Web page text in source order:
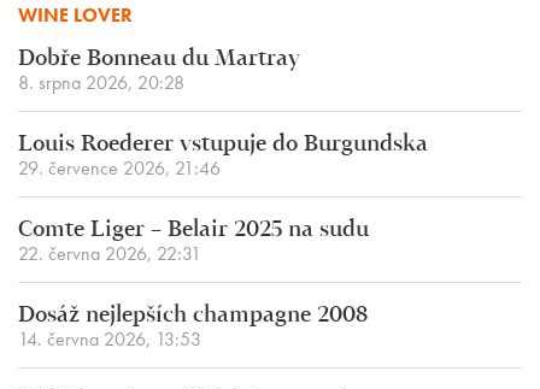
WINE LOVER
Dobře Bonneau du Martray
8. srpna 2026, 20:28
Louis Roederer vstupuje do Burgundska
29. července 2026, 21:46
Comte Liger – Belair 2025 na sudu
22. června 2026, 22:31
Dosáž nejlepších champagne 2008
14. června 2026, 13:53